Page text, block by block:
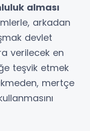
alması
arkadan
devlet
verilecek en
teşvik etmek
mertçe